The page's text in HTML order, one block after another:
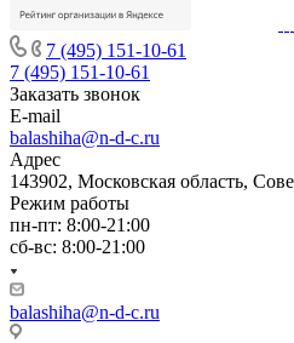
7 (495) 151-10-61
7 (495) 151-10-61
Заказать звонок
E-mail
balashiha@n-d-c.ru
Адрес
143902, Московская область,
Режим работы
пн-пт: 8:00-21:00
сб-вс: 8:00-21:00
balashiha@n-d-c.ru